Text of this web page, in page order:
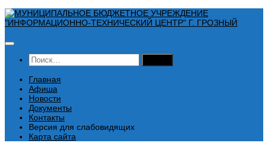
Перейти
к
Найти:
Главная
Афиша
Новости
Документы
Контакты
Версия для слабовидящих
Карта сайта